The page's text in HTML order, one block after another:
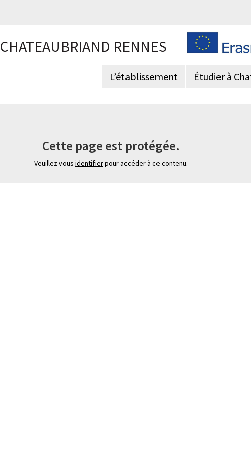
CHATEAUBRIAND RENNES
L’établissement Étudier à
Cette page est protégée.
Veuillez vous identifierpour accéder à ce contenu.